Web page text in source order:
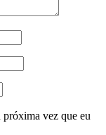
próxima vez que eu